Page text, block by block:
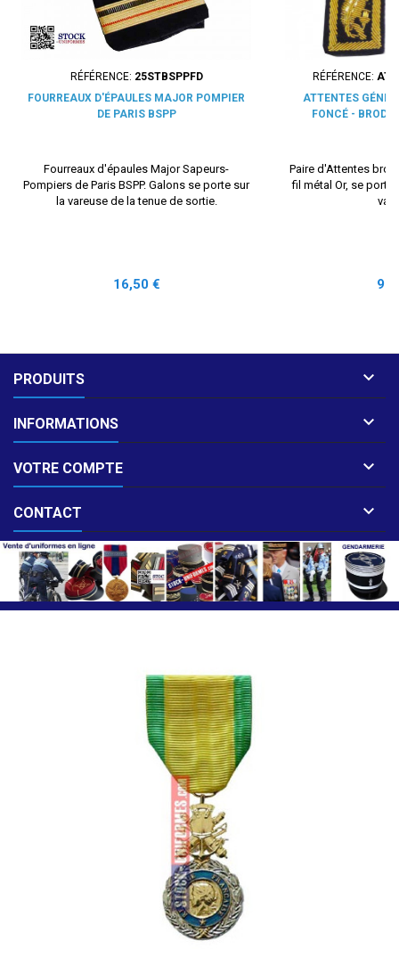
RÉFÉRENCE: 25STBSPPFD
FOURREAUX D'ÉPAULES MAJOR POMPIER
DE PARIS BSPP
Fourreaux d'épaules Major Sapeurs-
Pompiers de Paris BSPP. Galons se porte sur
la vareuse de la tenue de sortie.
Prix
16,50 €
RÉFÉRENCE:
ATTENTES
FONCÉ -
Paire d'Attentes
fil métal Or, se porte
Prix
PRODUITS 
INFORMATIONS 
VOTRE COMPTE 
CONTACT 